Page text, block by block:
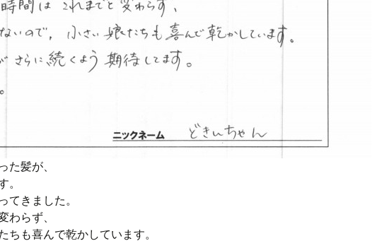
た髪が、
。
てきました。
わらず、
ちも喜んで乾かしています。